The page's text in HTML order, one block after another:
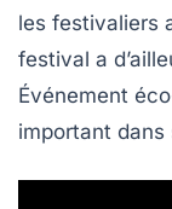
les festivaliers
festival a
Événement
important dans